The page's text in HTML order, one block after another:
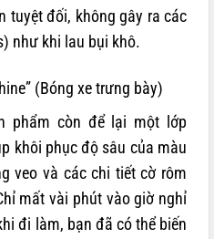
tuyệt đối, không gây ra các
như khi lau bụi khô.
(Bóng xe trưng bày)
phẩm còn để lại một lớp
khôi phục độ sâu của màu
veo và các chi tiết cờ rôm
mất vài phút vào giờ nghỉ
đi làm, bạn đã có thể biến